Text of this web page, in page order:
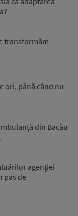
transformăm
ori, până când nu
din Bacău
agenției
pas de